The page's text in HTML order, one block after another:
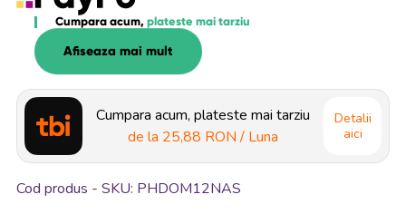
Cumpara acum, plateste mai tarziu
Afiseaza mai mult
Cumpara acum, plateste mai tarziu
de la 25,88 RON / Luna
Detalii
aici
Cod produs - SKU PHDOM12NAS